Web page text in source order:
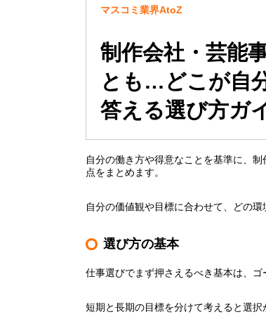
マスコミ業界AtoZ
制作会社・芸能
とも…どこが自
答える選び方ガ
自分の働き方や得意なことを基準に、
点をまとめます。
自分の価値観や目標に合わせて、どの
選び方の基本
仕事選びでまず押さえるべき基本は、ゴ
短期と長期の目標を分けて考えると選択